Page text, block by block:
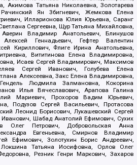
Акимова Татьяна Николаевна, Золотарева
Рачинский Ян Збигневич, Жемкова Елена
Илларионова Юлия Юрьевна, Саранг
Сергеевна, Щур Татьяна Михайловна,
Владимир Анатольевич, Блинушов
Геннадьевич, Гефтер Валентин
Кириллович, Флиге Ирина Анатольевна,
Вититинова Елена Владимировна,
Исаев Сергей Владимирович, Максимов
Сергей Иванович, Голубева Елена
Алексеевна, Закс Елена Владимировна,
Людмила Залмановна, Кокорина
Илья Вячеславович, Арапова Галина
Мариевич, Прохоров Вадим Юрьевич,
Подузов Сергей Васильевич, Протасова
Леонид Борисович, Лукашевский Сергей
Шабад Анатолий Ефимович, Сухих
Олег Петрович, Добровольская Анна
Евгеньевна, Смирнов Владимир
Ефимович, Золотухин Борис Андреевич,
Татьяна Иосифовна, Орлов Олег
Резник Генри Маркович, Захаров